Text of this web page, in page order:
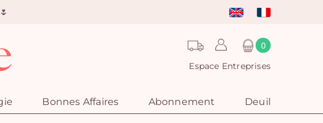
0
Espace Entreprises
Bonnes Affaires Abonnement Deuil